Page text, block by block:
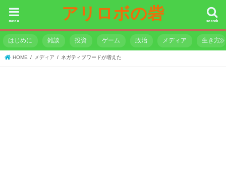
アリロボの砦 search
menu
はじめに 雑談 投資 ゲーム 政治 メディア 生き方
HOME メディア ネガティブワードが増えた